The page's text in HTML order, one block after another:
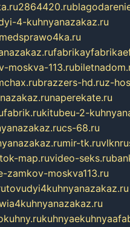
2864420.ru
4-kuhnyanazakaz.ru
medsprawo4ka.ru
moskva-113.ru
brazzers-hd.ruz-
naperekate.ru
kitubeu-2-
cs-68.ru
mir-tk.ru
map.ruvideo-seks.ru
zamkov-moskva113.ru
tovudyi4kuhnyanazakaz.ru